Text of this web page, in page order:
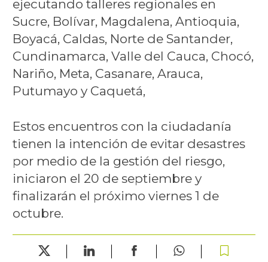
ejecutando talleres regionales en
Sucre, Bolívar, Magdalena, Antioquia,
Boyacá, Caldas, Norte de Santander,
Cundinamarca, Valle del Cauca, Chocó,
Nariño, Meta, Casanare, Arauca,
Putumayo y Caquetá,
Estos encuentros con la ciudadanía
tienen la intención de evitar desastres
por medio de la gestión del riesgo,
iniciaron el 20 de septiembre y
finalizarán el próximo viernes 1 de
octubre.